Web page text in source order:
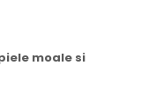
moale si